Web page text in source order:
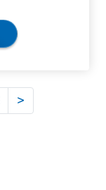
>